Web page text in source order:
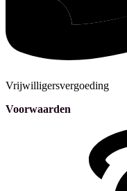
Vrijwilligersvergoeding
Voorwaarden